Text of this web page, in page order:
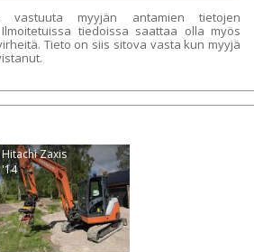
vastuuta myyjän antamien tietojen
tiedoissa saattaa olla myös
Tieto on siis sitova vasta kun myyjä
Hitachi Zaxis
'14